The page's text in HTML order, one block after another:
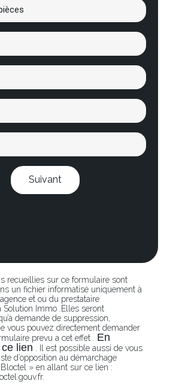
Suivant
recueillies sur ce formulaire sont
un fichier informatisé uniquement à
et ou du prestataire
Solution Immo .Elles seront
demande de suppression,
vous pouvez directement demander
prevu a cet effet . En
lien . Il est possible aussi de vous
d’opposition au démarchage
» en allant sur ce lien :